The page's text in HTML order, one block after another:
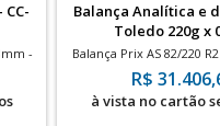
-
Balança Analítica e
Toledo 220g x
Balança Prix AS 82/220
interno - 82/220g x
R$
à vista no cartão